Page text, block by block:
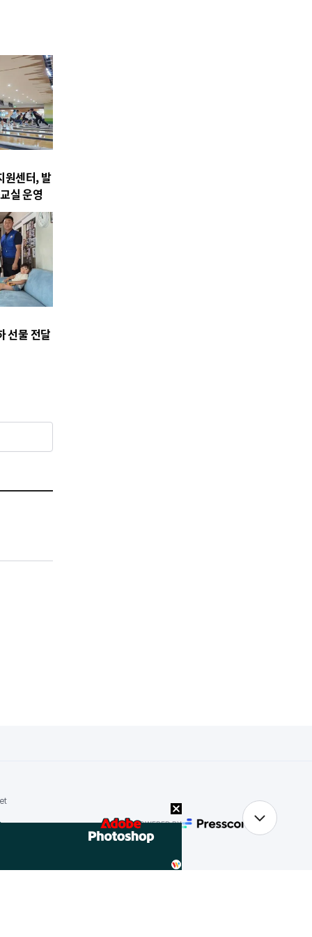
원센터, 발
실 운영
선물 전달
POWERED BY